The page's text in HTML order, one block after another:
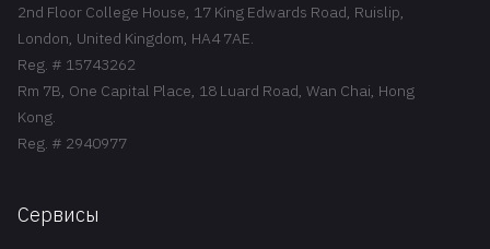
2nd Floor College House, 17 King Edwards Road, Ruislip,
London, United Kingdom, HA4 7AE.
Reg. # 15743262
Rm 7B, One Capital Place, 18 Luard Road, Wan Chai, Hong
Kong.
Reg. # 2940977
Сервисы